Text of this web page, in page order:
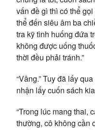
vấn đề gì thì có thể
thể đến siêu âm ba
tra kỹ tình huống đứa
không được uống
thời đều phải tránh.”
“Vâng.” Tuy đã lấy
nhận lấy cuốn sách
“Trong lúc mang thai,
thường, cô không cần